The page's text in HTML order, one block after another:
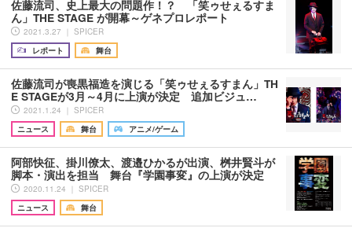
佐藤流司、史上最大の問題作！？ 「笑ゥせぇるすま
ん」THE STAGE が開幕～ゲネプロレポート
2021.3.27 ｜ SPICER
レポート
舞台
佐藤流司が喪黒福造を演じる「笑ゥせぇるすまん」TH
E STAGEが3月～4月に上演が決定 追加ビジュ…
2021.1.24 ｜ SPICER
ニュース
舞台 アニメ/ゲーム
阿部快征、掛川僚太、渡邉ひかるが出演、桝井賢斗が
脚本・演出を担当 舞台『学園事変』の上演が決定
2020.11.24 ｜ SPICER
ニュース
舞台